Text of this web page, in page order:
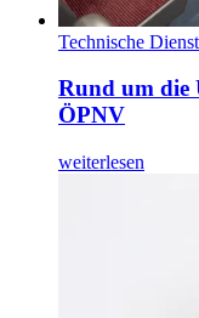
Technische
Rund um die
ÖPNV
weiterlesen